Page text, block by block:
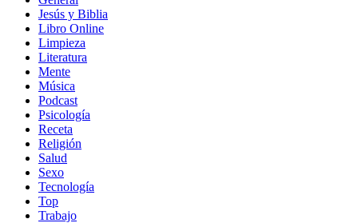
Jesús y Biblia
Libro Online
Limpieza
Literatura
Mente
Música
Podcast
Psicología
Receta
Religión
Salud
Sexo
Tecnología
Top
Trabajo